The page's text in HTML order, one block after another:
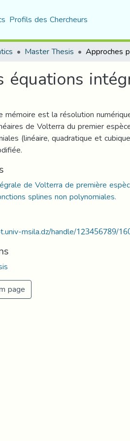
Profils des Chercheurs
Master Thesis
mémoire est la résolution
de Volterra du premier
(linéaire, quadratique et
de Volterra de première
splines non polynomiales.
msila.dz/handle/123456789/
page